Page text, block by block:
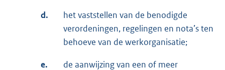
d.
het vaststellen van de benodigde
verordeningen, regelingen en nota’s ten
behoeve van de werkorganisatie;
e.
de aanwijzing van een of meer